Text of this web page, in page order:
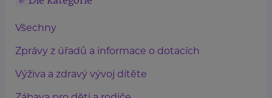
Všechny
Zprávy z úřadů a informace o dotacích
Výživa a zdravý vývoj dítěte